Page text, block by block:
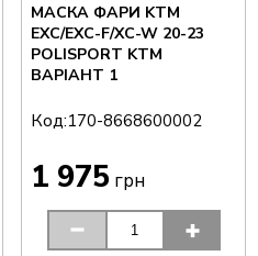
МАСКА ФАРИ KTM
EXC/EXC-F/XC-W 20-23
POLISPORT KTM
ВАРІАНТ 1
Код:170-8668600002
1 975 грн